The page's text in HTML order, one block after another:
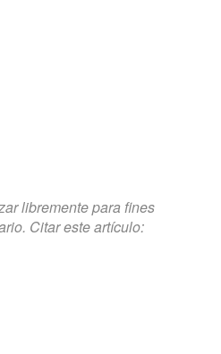
libremente para fines
Citar este artículo: